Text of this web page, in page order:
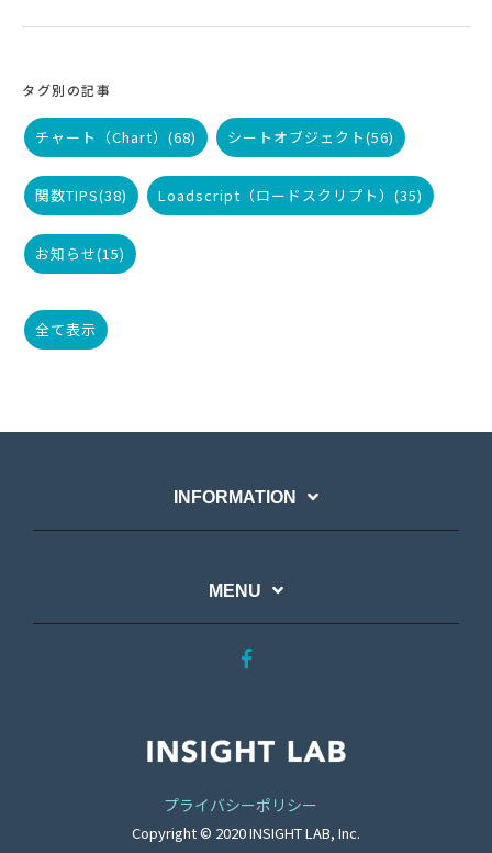
タグ別の記事
チャート（Chart） (68) シートオブジェクト(56)
関数TIPS(38) Loadscript（ロードスクリプト） (35)
お知らせ(15)
全て表示
INFORMATION
MENU
プライバシーポリシー
Copyright © 2020 INSIGHT LAB, Inc.